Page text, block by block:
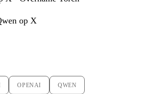
op X
OPENAI QWEN